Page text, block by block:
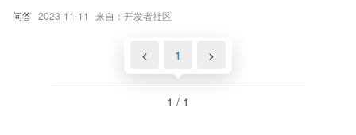
问答 2023-11-11 来自：开发者社区
< 1 >
1 / 1